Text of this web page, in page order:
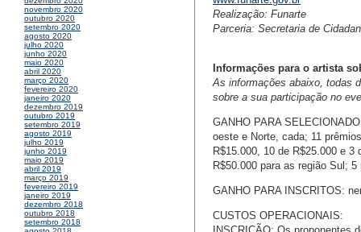
novembro 2020
outubro 2020
setembro 2020
agosto 2020
julho 2020
junho 2020
maio 2020
abril 2020
março 2020
fevereiro 2020
janeiro 2020
dezembro 2019
outubro 2019
setembro 2019
agosto 2019
julho 2019
junho 2019
maio 2019
abril 2019
março 2019
fevereiro 2019
janeiro 2019
dezembro 2018
outubro 2018
setembro 2018
Realização: Funarte
Parceria: Secretaria de
Informações para o artista
As informações abaixo, todas
sobre a sua participação no
GANHO PARA
oeste e Norte, cada; 11
R$15.000, 10 de R$25.000 e
R$50.000 para as região Sul;
GANHO PARA INSCRITOS:
CUSTOS OPERACIONAIS: